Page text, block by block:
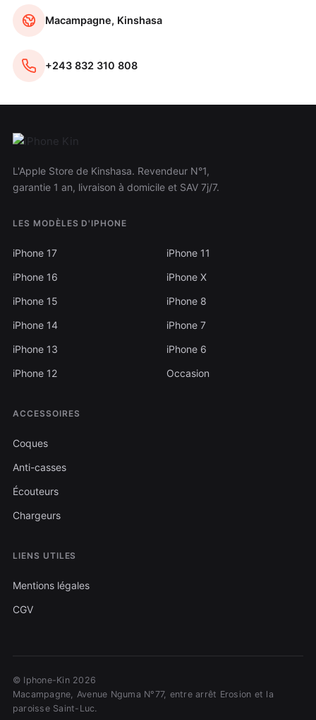
Macampagne, Kinshasa
+243 832 310 808
L'Apple Store de Kinshasa. Revendeur N°1,
garantie 1 an, livraison à domicile et SAV 7j/7.
LES MODÈLES D'IPHONE
iPhone 17
iPhone 16
iPhone 15
iPhone 14
iPhone 13
iPhone 12
iPhone 11
iPhone X
iPhone 8
iPhone 7
iPhone 6
Occasion
ACCESSOIRES
Coques
Anti-casses
Écouteurs
Chargeurs
LIENS UTILES
Mentions légales
CGV
© Iphone-Kin 2026
Macampagne, Avenue Nguma N°77, entre arrêt Erosion et la
paroisse Saint-Luc.